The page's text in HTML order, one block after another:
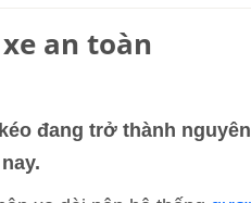
an toàn
đang trở thành